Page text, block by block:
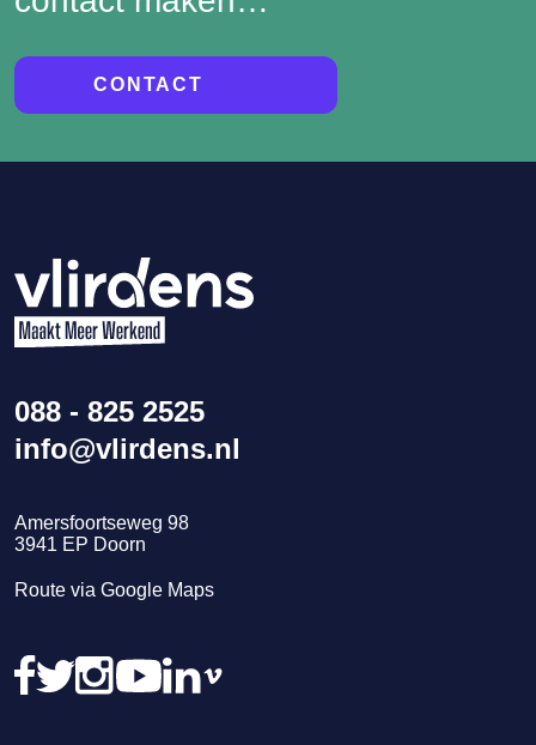
CONTACT
088 - 825 2525
info@vlirdens.nl
Amersfoortseweg 98
3941 EP Doorn
Route via Google Maps